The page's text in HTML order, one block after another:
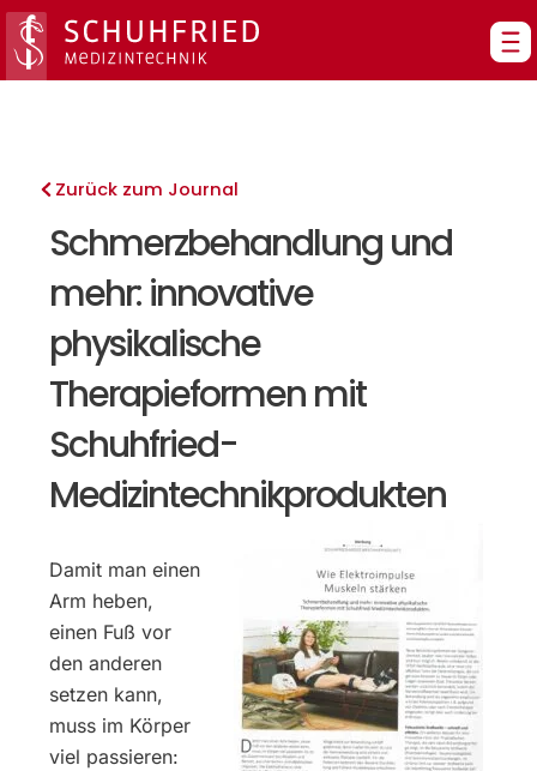
Zum
Inhalt
springen
Zurück zum Journal
Schmerzbehandlung und
mehr: innovative
physikalische
Therapieformen mit
Schuhfried-
Medizintechnikprodukten
Damit man einen
Arm heben,
einen Fuß vor
den anderen
setzen kann,
muss im Körper
viel passieren: